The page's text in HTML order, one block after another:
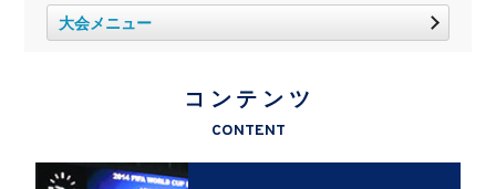
大会メニュー
コンテンツ
CONTENT